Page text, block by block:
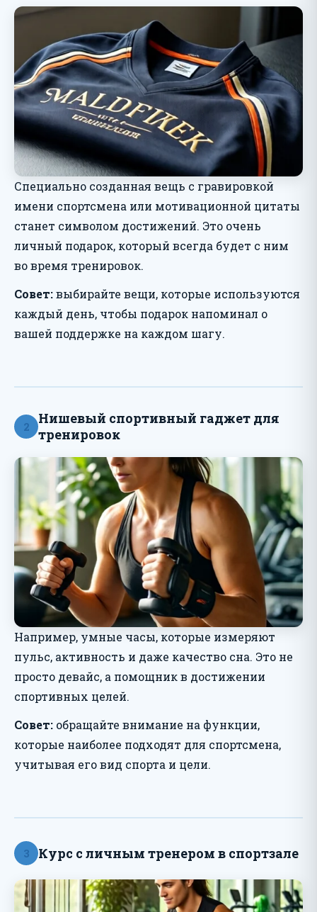
Специально созданная вещь с гравировкой
имени спортсмена или мотивационной цитаты
станет символом достижений. Это очень
личный подарок, который всегда будет с ним
во время тренировок.
Совет:выбирайте вещи, которые используются
каждый день, чтобы подарок напоминал о
вашей поддержке на каждом шагу.
2
Нишевый спортивный гаджет для
тренировок
Например, умные часы, которые измеряют
пульс, активность и даже качество сна. Это не
просто девайс, а помощник в достижении
спортивных целей.
Совет: обращайте внимание на функции,
которые наиболее подходят для спортсмена,
учитывая его вид спорта и цели.
3 Курс с личным тренером в спортзале